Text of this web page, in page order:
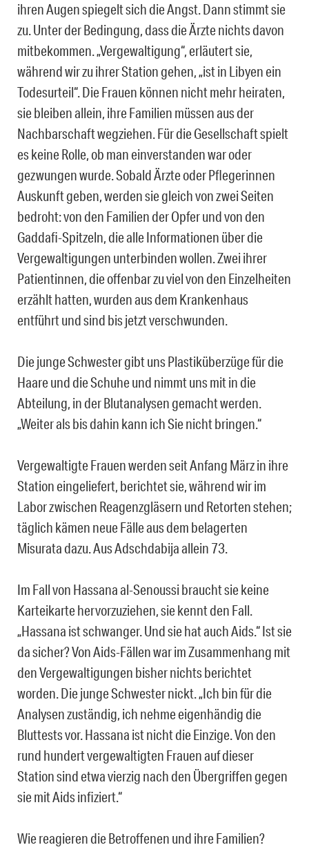
ihren Augen spiegelt sich die Angst. Dann stimmt sie
zu. Unter der Bedingung, dass die Ärzte nichts davon
mitbekommen. „Vergewaltigung“, erläutert sie,
während wir zu ihrer Station gehen, „ist in Libyen ein
Todesurteil“. Die Frauen können nicht mehr heiraten,
sie bleiben allein, ihre Familien müssen aus der
Nachbarschaft wegziehen. Für die Gesellschaft spielt
es keine Rolle, ob man einverstanden war oder
gezwungen wurde. Sobald Ärzte oder Pflegerinnen
Auskunft geben, werden sie gleich von zwei Seiten
bedroht: von den Familien der Opfer und von den
Gaddafi-Spitzeln, die alle Informationen über die
Vergewaltigungen unterbinden wollen. Zwei ihrer
Patientinnen, die offenbar zu viel von den Einzelheiten
erzählt hatten, wurden aus dem Krankenhaus
entführt und sind bis jetzt verschwunden.
Die junge Schwester gibt uns Plastiküberzüge für die
Haare und die Schuhe und nimmt uns mit in die
Abteilung, in der Blutanalysen gemacht werden.
„Weiter als bis dahin kann ich Sie nicht bringen.“
Vergewaltigte Frauen werden seit Anfang März in ihre
Station eingeliefert, berichtet sie, während wir im
Labor zwischen Reagenzgläsern und Retorten stehen;
täglich kämen neue Fälle aus dem belagerten
Misurata dazu. Aus Adschdabija allein 73.
Im Fall von Hassana al-Senoussi braucht sie keine
Karteikarte hervorzuziehen, sie kennt den Fall.
„Hassana ist schwanger. Und sie hat auch Aids.“ Ist sie
da sicher? Von Aids-Fällen war im Zusammenhang mit
den Vergewaltigungen bisher nichts berichtet
worden. Die junge Schwester nickt. „Ich bin für die
Analysen zuständig, ich nehme eigenhändig die
Bluttests vor. Hassana ist nicht die Einzige. Von den
rund hundert vergewaltigten Frauen auf dieser
Station sind etwa vierzig nach den Übergriffen gegen
sie mit Aids infiziert.“
Wie reagieren die Betroffenen und ihre Familien?